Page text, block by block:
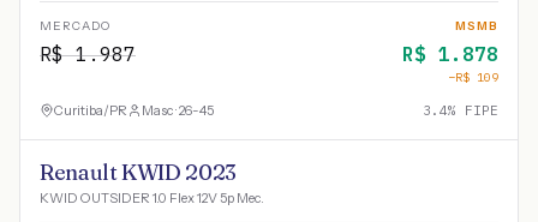
MERCADO
R$1.987
MSMB
R$ 1.878
−R$ 109
Curitiba/PR Masc · 26-45 3.4% FIPE
Renault KWID 2023
KWID OUTSIDER 1.0 Flex 12V 5p Mec.